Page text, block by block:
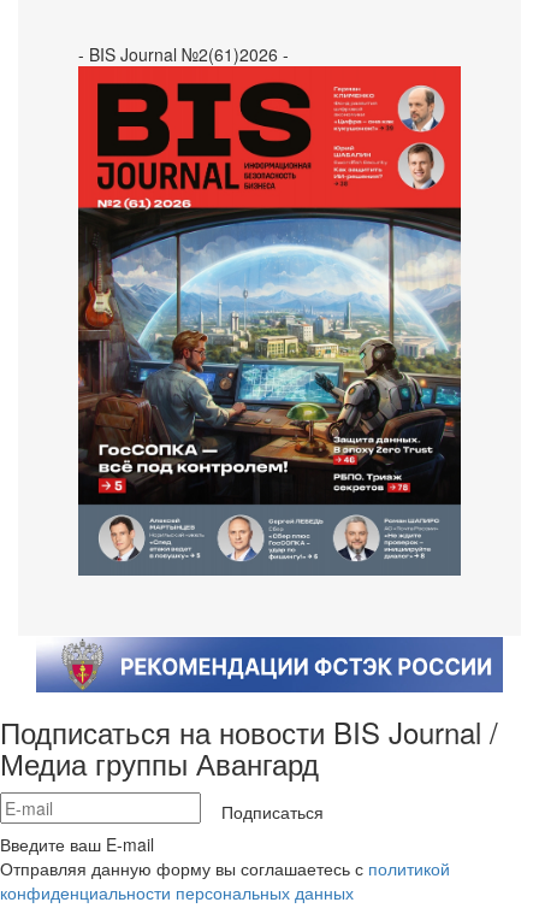
- BIS Journal №2(61)2026 -
Подписаться на новости BIS Journal /
Медиа группы Авангард
Подписаться
Введите ваш E-mail
Отправляя данную форму вы соглашаетесь с политикой
конфиденциальности персональных данных